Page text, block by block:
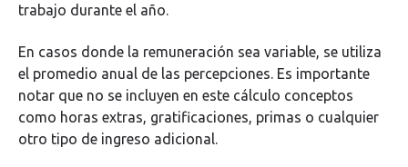
trabajo durante el año.
En casos donde la remuneración sea variable, se utiliza
el promedio anual de las percepciones. Es importante
notar que no se incluyen en este cálculo conceptos
como horas extras, gratificaciones, primas o cualquier
otro tipo de ingreso adicional.